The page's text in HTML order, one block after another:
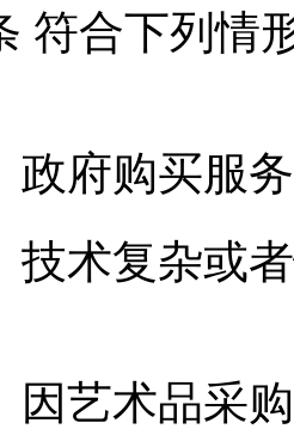
符合下列情
府购买服务
复杂或者
术品采购